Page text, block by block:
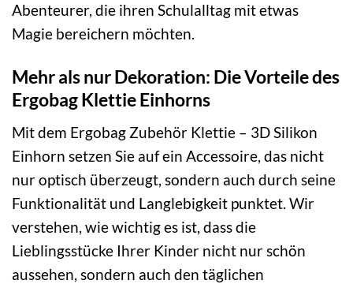
Abenteurer, die ihren Schulalltag mit etwas
Magie bereichern möchten.
Mehr als nur Dekoration: Die Vorteile des
Ergobag Klettie Einhorns
Mit dem Ergobag Zubehör Klettie – 3D Silikon
Einhorn setzen Sie auf ein Accessoire, das nicht
nur optisch überzeugt, sondern auch durch seine
Funktionalität und Langlebigkeit punktet. Wir
verstehen, wie wichtig es ist, dass die
Lieblingsstücke Ihrer Kinder nicht nur schön
aussehen, sondern auch den täglichen